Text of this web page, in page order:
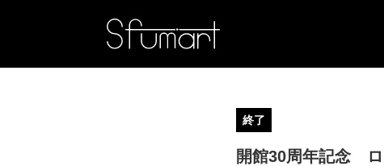
終了
開館30周年記念 ロ